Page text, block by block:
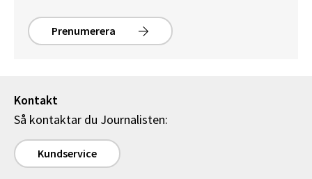
Prenumerera
Kontakt
Så kontaktar du Journalisten:
Kundservice